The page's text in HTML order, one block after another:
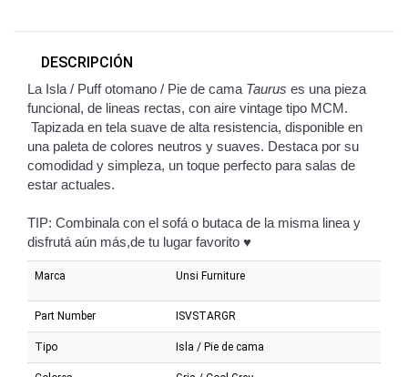
DESCRIPCIÓN
La Isla / Puff otomano / Pie de cama Taurus es una pieza
funcional, de lineas rectas, con aire vintage tipo MCM.
Tapizada en tela suave de alta resistencia, disponible en
una paleta de colores neutros y suaves. Destaca por su
comodidad y simpleza, un toque perfecto para salas de
estar actuales.
TIP: Combinala con el sofá o butaca de la misma linea y
disfrutá aún más,de tu lugar favorito ♥
Marca Unsi Furniture
Part Number ISVSTARGR
Tipo Isla / Pie de cama